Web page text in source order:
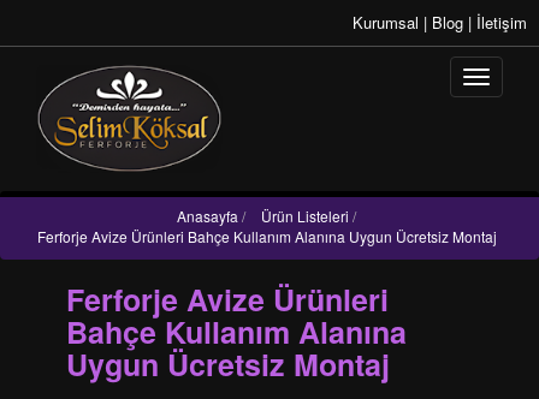
Kurumsal | Blog | İletişim
Anasayfa / Ürün Listeleri /
Ferforje Avize Ürünleri Bahçe Kullanım Alanına Uygun Ücretsiz Montaj
Ferforje Avize Ürünleri
Bahçe Kullanım Alanına
Uygun Ücretsiz Montaj